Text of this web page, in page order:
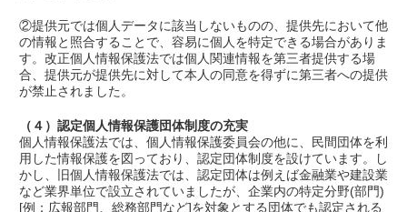
②提供元では個人データに該当しないものの、提供先において他
の情報と照合することで、容易に個人を特定できる場合がありま
す。改正個人情報保護法では個人関連情報を第三者提供する場
合、提供元が提供先に対して本人の同意を得ずに第三者への提供
が禁止されました。
（４）認定個人情報保護団体制度の充実
個人情報保護法では、個人情報保護委員会の他に、民間団体を利
用した情報保護を図っており、認定団体制度を設けています。し
かし、旧個人情報保護法では、認定団体は例えば金融業や建設業
など業界単位で設立されていましたが、企業内の特定分野(部門)
[例：広報部門、総務部門など]を対象とする団体でも認定される